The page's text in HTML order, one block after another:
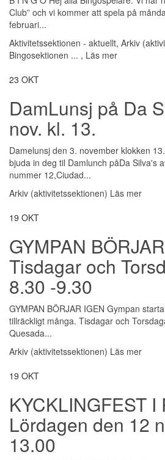
Club” och vi kommer att spela på
februari...
Aktivitetssektionen - aktuellt, Arkiv
Bingosektionen ... , Läs mer
23 OKT
DamLunsj på Da
nov. kl. 13.
Damelunsj den 3. november klokken
bjuda in deg til Damlunch påDa Silva's
nummer 12,Ciudad...
Arkiv (aktivitetssektionen) Läs mer
19 OKT
GYMPAN
Tisdagar och
8.30 -9.30
GYMPAN BÖRJAR IGEN Gympan
tillräckligt många. Tisdagar och
Quesada...
Arkiv (aktivitetssektionen) Läs mer
19 OKT
KYCKLINGFEST I
Lördagen den 12
13.00